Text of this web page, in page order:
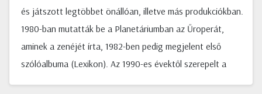
és játszott legtöbbet önállóan, illetve más produkciókban.
1980-ban mutatták be a Planetáriumban az Űroperát,
aminek a zenéjét írta, 1982-ben pedig megjelent első
szólóalbuma (Lexikon). Az 1990-es évektől szerepelt a